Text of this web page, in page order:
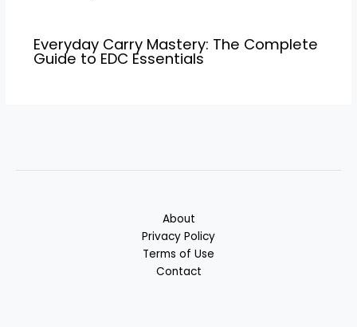
Everyday Carry Mastery: The Complete
Guide to EDC Essentials
About
Privacy Policy
Terms of Use
Contact